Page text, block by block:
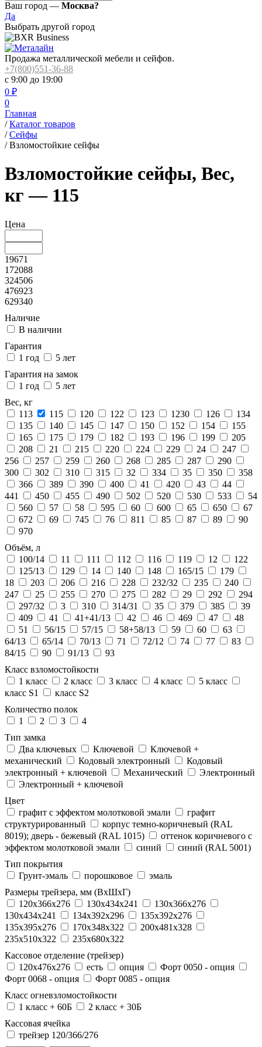
Ваш город — Москва?
Да
Выбрать другой город
Продажа металлической мебели и сейфов.
+7(800)551-36-88
с 9:00 до 19:00
0 ₽
0
Главная
/ Каталог товаров
/ Сейфы
/ Взломостойкие сейфы
Взломостойкие сейфы, Вес,
кг — 115
Цена
19671
172088
324506
476923
629340
Наличие
В наличии
Гарантия
1 год
5 лет
Гарантия на замок
1 год
5 лет
Вес, кг
113
115 120 122 123 1230 126
134
135
140 145 147 150 152 154
155
165
175 179 182 193 196 199
205
208
21 215 220 224 229 24
247
256
257 259 260 268 285 287
290
300
302 310 315 32 334 35 350
358
366
389 390 400 41 420 43
44
441
450 455 490 502 520 530 533
54
560
57 58 595 60 600 65 650
67
672
69 745 76 811 85 87 89
90
970
Объём, л
100/14
11 111 112 116 119 12
122
125/13
129 14 140 148 165/15
179
18
203 206 216 228 232/32 235
240
247
25 255 270 275 282 29 292
294
297/32
3 310 314/31 35 379 385
39
409
41 41+41/13 42 46 469 47
48
51
56/15 57/15 58+58/13 59 60
63
64/13
65/14 70/13 71 72/12 74 77
83
84/15
90 91/13
93
Класс взломостойкости
1 класс
2 класс 3 класс 4 класс
5 класс
класс S1
класс S2
Количество полок
1
2 3
4
Тип замка
Два ключевых
Ключевой
Ключевой +
механический
Кодовый электронный
Кодовый
электронный + ключевой
Механический
Электронный
Электронный + ключевой
Цвет
графит с эффектом молотковой эмали
графит
структурированный
корпус темно-коричневый (RAL
8019); дверь - бежевый (RAL 1015)
оттенок коричневого с
эффектом молотковой эмали
синий
синий (RAL 5001)
Тип покрытия
Грунт-эмаль
порошковое
эмаль
Размеры трейзера, мм (ВхШхГ)
120x366x276
130x434x241
130х366х276
130х434х241
134x392x296
135x392x276
135x395x276
170x348x322
200x481x328
235x510x322
235x680x322
Кассовое отделение (трейзер)
120х476х276
есть опция
Форт 0050 - опция
Форт 0068 - опция
Форт 0085 - опция
Класс огневзломостойкости
1 класс + 60Б
2 класс + 30Б
Кассовая ячейка
трейзер 120/366/276